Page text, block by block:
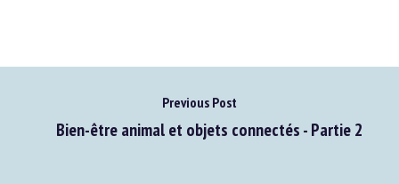
Previous Post
Bien-être animal et objets connectés - Partie 2